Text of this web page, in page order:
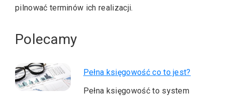
pilnować terminów ich realizacji.
Polecamy
Pełna księgowość co to jest?
Pełna księgowość to system